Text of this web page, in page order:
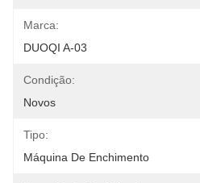
Marca:
DUOQI A-03
Condição:
Novos
Tipo:
Máquina De Enchimento